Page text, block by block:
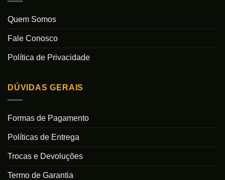
Quem Somos
Fale Conosco
Política de Privacidade
DÚVIDAS GERAIS
Formas de Pagamento
Políticas de Entrega
Trocas e Devoluções
Termo de Garantia